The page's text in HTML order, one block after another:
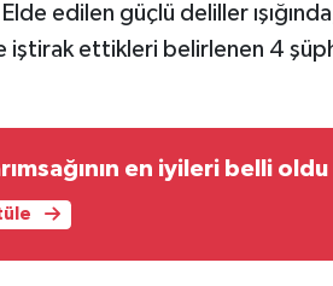
edilen güçlü deliller
iştirak ettikleri belirlenen 4
en iyileri belli oldu